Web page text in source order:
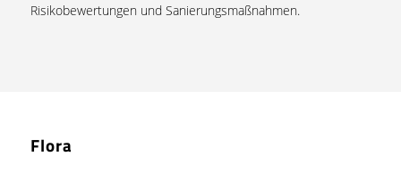
Risikobewertungen und Sanierungsmaßnahmen.
Flora